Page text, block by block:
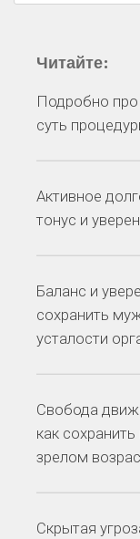
Читайте:
Подробно
суть
Активное
тонус и
Баланс и
сохранить
усталости
Свобода
как
зрелом
Скрытая